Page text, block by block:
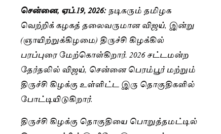
சென்னை, ஏப்.19, 2026:நடிகரும் தமிழக
வெற்றிக் கழகத் தலைவருமான விஜய், இன்று
(ஞாயிற்றுக்கிழமை) திருச்சி கிழக்கில்
பரப்புரை மேற்கொள்கிறார். 2026 சட்டமன்ற
தேர்தலில் விஜய், சென்னை பெரம்பூர் மற்றும்
திருச்சி கிழக்கு உள்ளிட்ட இரு தொகுதிகளில்
போட்டியிடுகிறார்.
திருச்சி கிழக்கு தொகுதியை பொறுத்தமட்டில்